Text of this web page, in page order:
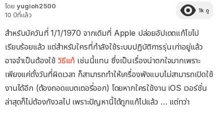
โดย yugioh2500
10 ปีที่แล้ว
1k ดู
สำหรับบัควันที่ 1/1/1970 จากเดิมที่ Apple ปล่อยอัปเดตแก้ไขไป
เรียบร้อยแล้ว แต่สำหรับใครที่กำลังใช้ระบบปฏิบัติการรุ่นเก่าอยู่แล้ว
อาจจำเป็นต้องใช้ วิธีแก้ เช่นนี้แทน ซึ่งเป็นเรื่องน่าตกใจมากเพราะ
เพียงแค่ตั้งวันที่ผิดเวลา ก็สามารถทำให้เครื่องพังแบบไม่สามารถเปิดใช้
งานได้อีก (ต้องถอดแบตเตอรี่ออก) โดยหากใครใช้งาน iOS เวอร์ชั่น
ล่าสุดก็ไม่ต้องกังวลไป เพราะปัญหานี้ได้ถูกแก้ไปแล้ว … แต่ทว่า